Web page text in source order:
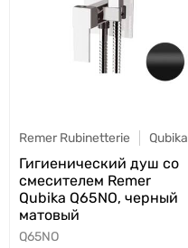
Remer Rubinetterie Qubika
Гигиенический душ со
смесителем Remer
Qubika Q65NO, черный
матовый
Q65NO